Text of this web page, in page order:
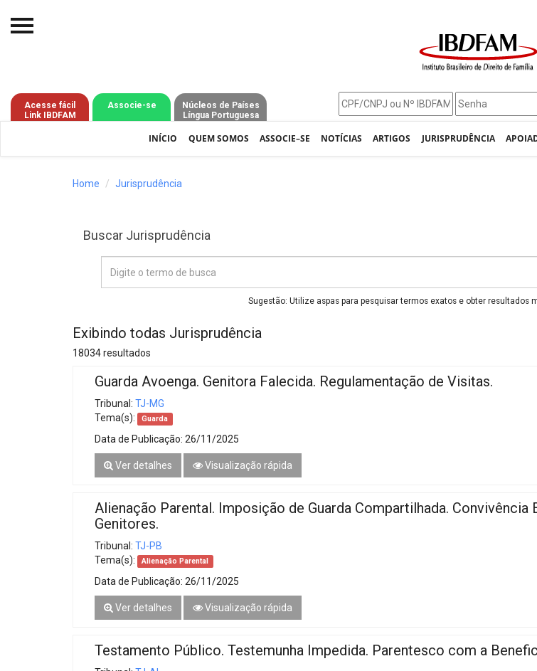
Acesse fácil
Link IBDFAM
Associe-se
Núcleos de Países
Língua Portuguesa
INÍCIO QUEM SOMOS ASSOCIE–SE NOTÍCIAS ARTIGOS JURISPRUDÊNCIA
O IBDFAM
Notícias
Publicações
Pós-Graduação
Eventos / Lives
Alienação Parental
Encontre um Escritório
Home Jurisprudência
Buscar Jurisprudência
Sugestão: Utilize aspas para pesquisar termos exatos e obter resultados
Exibindo todas Jurisprudência
18034 resultados
Guarda Avoenga. Genitora Falecida. Regulamentação de Visitas.
Tribunal: TJ-MG
Tema(s):
Guarda
Data de Publicação: 26/11/2025
Ver detalhes Visualização rápida
Alienação Parental. Imposição de Guarda Compartilhada. Convivência
Genitores.
Tribunal: TJ-PB
Tema(s):
Alienação Parental
Data de Publicação: 26/11/2025
Ver detalhes Visualização rápida
Testamento Público. Testemunha Impedida. Parentesco com a